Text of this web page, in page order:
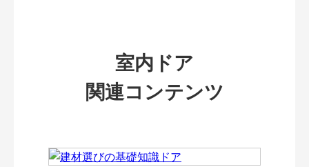
室内ドア
関連コンテンツ